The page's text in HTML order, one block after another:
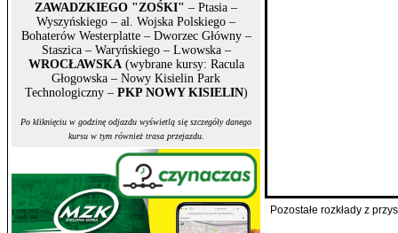
ZAWADZKIEGO "ZOŚKI" – Ptasia –
Wyszyńskiego – al. Wojska Polskiego –
Bohaterów Westerplatte – Dworzec Główny –
Staszica – Waryńskiego – Lwowska –
WROCŁAWSKA(wybrane kursy: Racula
Głogowska – Nowy Kisielin Park
Technologiczny – PKP NOWY KISIELIN)
Po kliknięciu w godzinę odjazdu wyświetlą się szczegóły danego
kursu w tym również trasa przejazdu.
Pozostałe rozkłady z